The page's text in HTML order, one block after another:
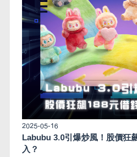
2025-05-16
Labubu 3.0引爆炒風！股價狂
入？